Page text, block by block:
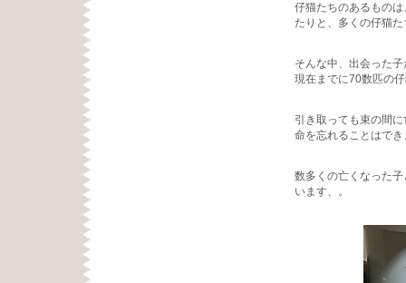
仔猫たちのあるもの
たりと、多くの仔猫
そんな中、出会った
現在までに70数匹の
引き取っても束の間
命を忘れることはで
数多くの亡くなった
います、。